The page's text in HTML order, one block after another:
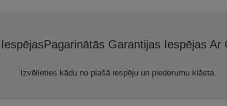
Pagarinātās Garantijas Iespējas Ar
Izvēlieties kādu no plašā iespēju un piederumu klāsta.